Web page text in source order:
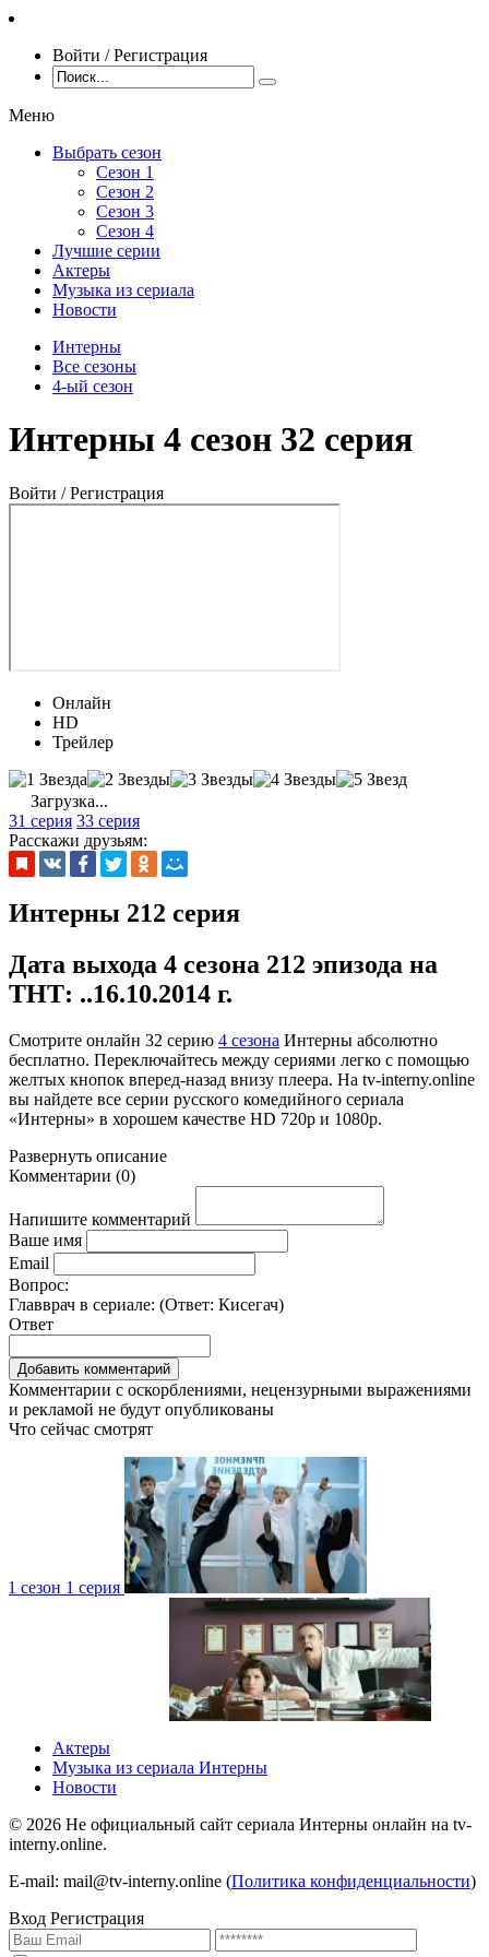
Войти / Регистрация
Меню
Выбрать сезон
Сезон 1
Сезон 2
Сезон 3
Сезон 4
Лучшие серии
Актеры
Музыка из сериала
Новости
Интерны
Все сезоны
4-ый сезон
Интерны 4 сезон 32 серия
Войти / Регистрация
Онлайн
HD
Трейлер
Загрузка...
31 серия 33 серия
Расскажи друзьям:
Интерны 212 серия
Дата выхода 4 сезона 212 эпизода на
ТНТ: ..16.10.2014 г.
Смотрите онлайн 32 серию 4 сезона Интерны абсолютно
бесплатно. Переключайтесь между сериями легко с помощью
желтых кнопок вперед-назад внизу плеера. На tv-interny.online
вы найдете все серии русского комедийного сериала
«Интерны» в хорошем качестве HD 720p и 1080p.
Развернуть описание
Комментарии (0)
Напишите комментарий
Ваше имя
Email
Вопрос:
Главврач в сериале: (Ответ: Кисегач)
Ответ
Комментарии с оскорблениями, нецензурными выражениями
и рекламой не будут опубликованы
Что сейчас смотрят
1 сезон 1 серия
Актеры
Музыка из сериала Интерны
Новости
© 2026 Не официальный сайт сериала Интерны онлайн на tv-
interny.online.
E-mail: mail@tv-interny.online (Политика конфиденциальности)
Вход Регистрация